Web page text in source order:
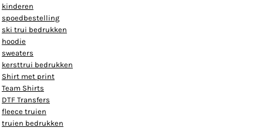
kinderen
spoedbestelling
ski trui bedrukken
hoodie
sweaters
kersttrui bedrukken
Shirt met print
Team Shirts
DTF Transfers
fleece truien
truien bedrukken